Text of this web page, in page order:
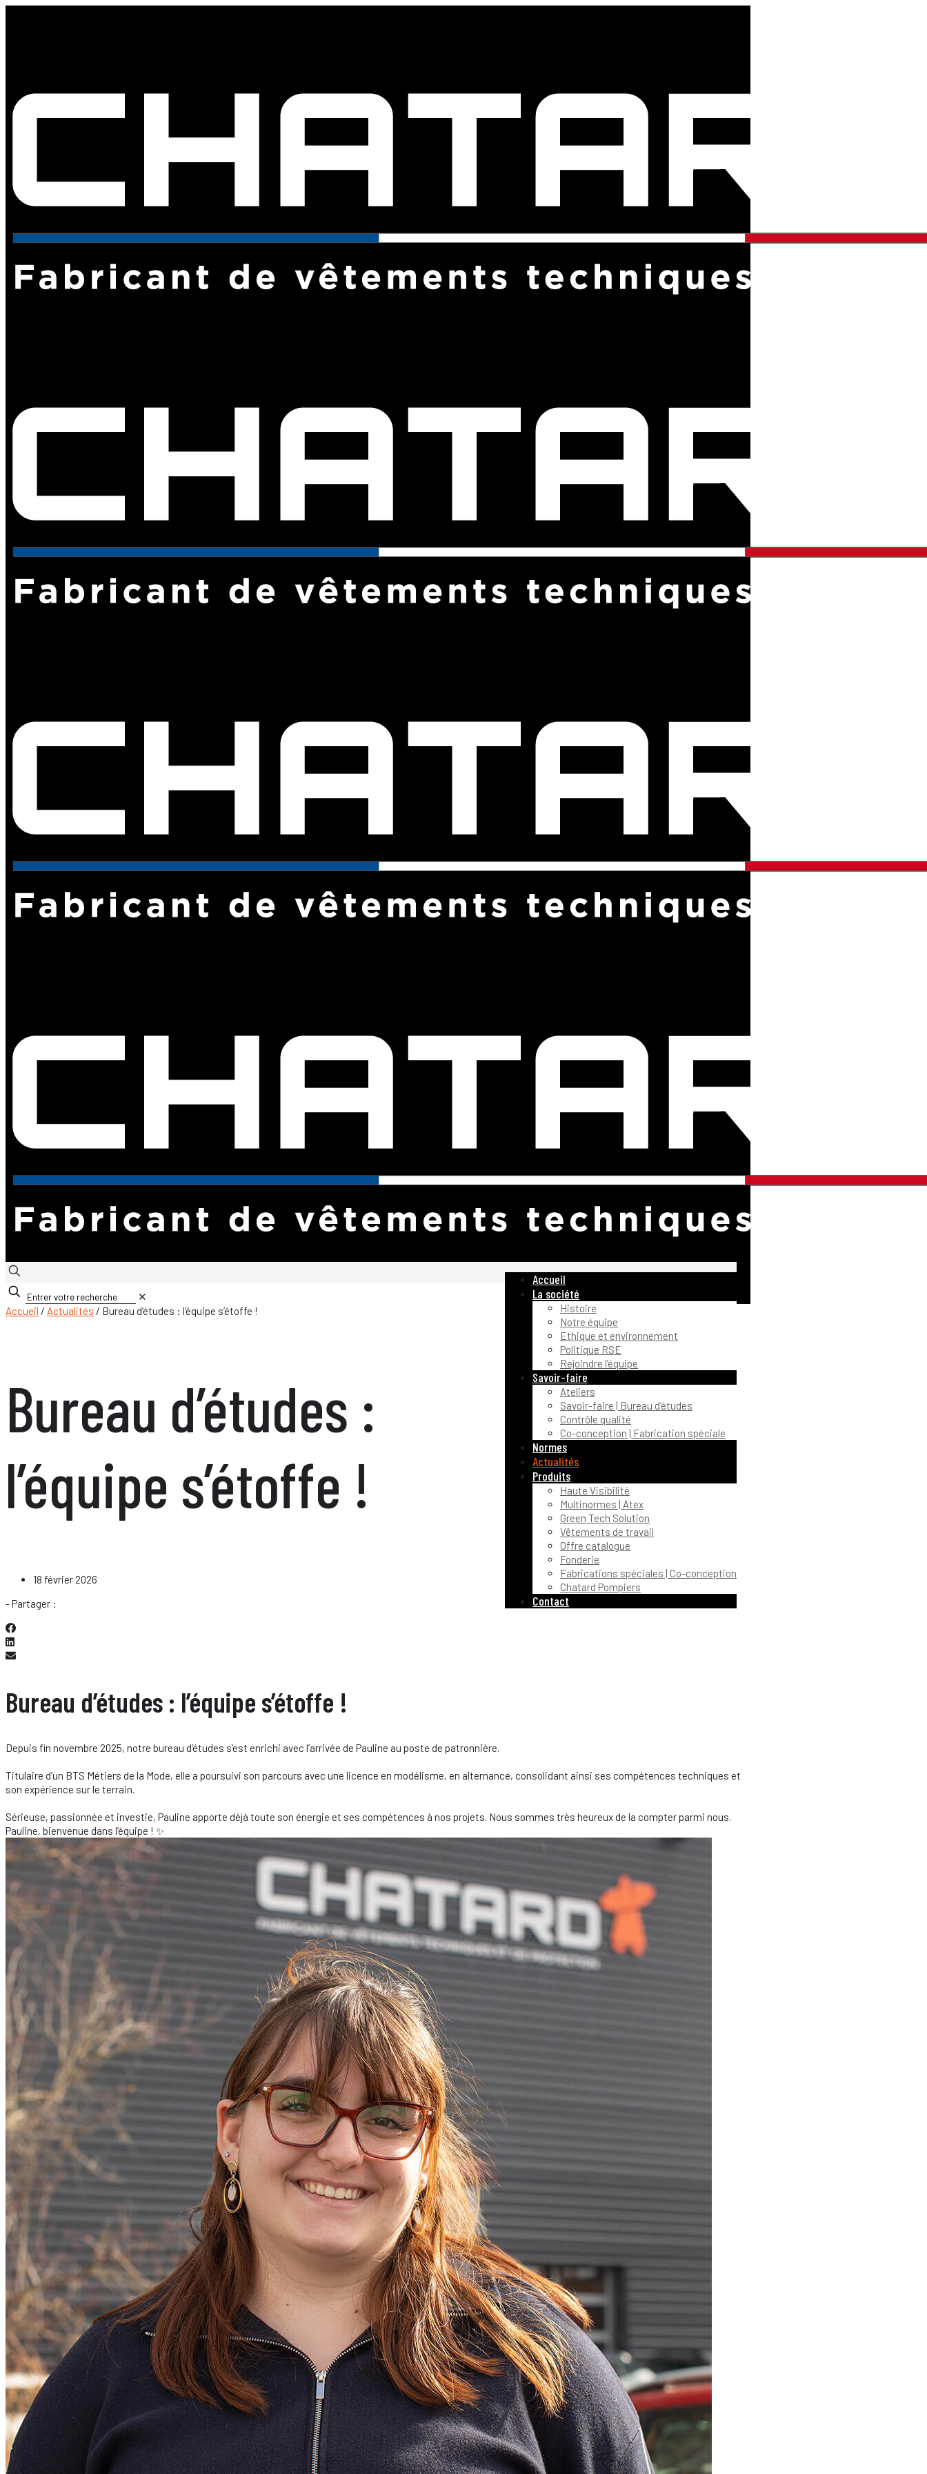
Accueil
La société
Histoire
Notre équipe
Ethique et environnement
Politique RSE
Rejoindre l’équipe
Savoir-faire
Ateliers
Savoir-faire | Bureau d’études
Contrôle qualité
Co-conception | Fabrication spéciale
Normes
Actualités
Produits
Haute Visibilité
Multinormes | Atex
Green Tech Solution
Vêtements de travail
Offre catalogue
Fonderie
Fabrications spéciales | Co-conception
Chatard Pompiers
Contact
✕
Accueil / Actualités / Bureau d’études : l’équipe s’étoffe !
Bureau d’études :
l’équipe s’étoffe !
18 février 2026
- Partager :
Bureau d’études : l’équipe s’étoffe !
Depuis fin novembre 2025, notre bureau d’études s’est enrichi avec l’arrivée de Pauline au poste de patronnière.
Titulaire d’un BTS Métiers de la Mode, elle a poursuivi son parcours avec une licence en modélisme, en alternance, consolidant ainsi ses compétences techniques et
son expérience sur le terrain.
Sérieuse, passionnée et investie, Pauline apporte déjà toute son énergie et ses compétences à nos projets. Nous sommes très heureux de la compter parmi nous.
Pauline, bienvenue dans l’équipe ! ✨